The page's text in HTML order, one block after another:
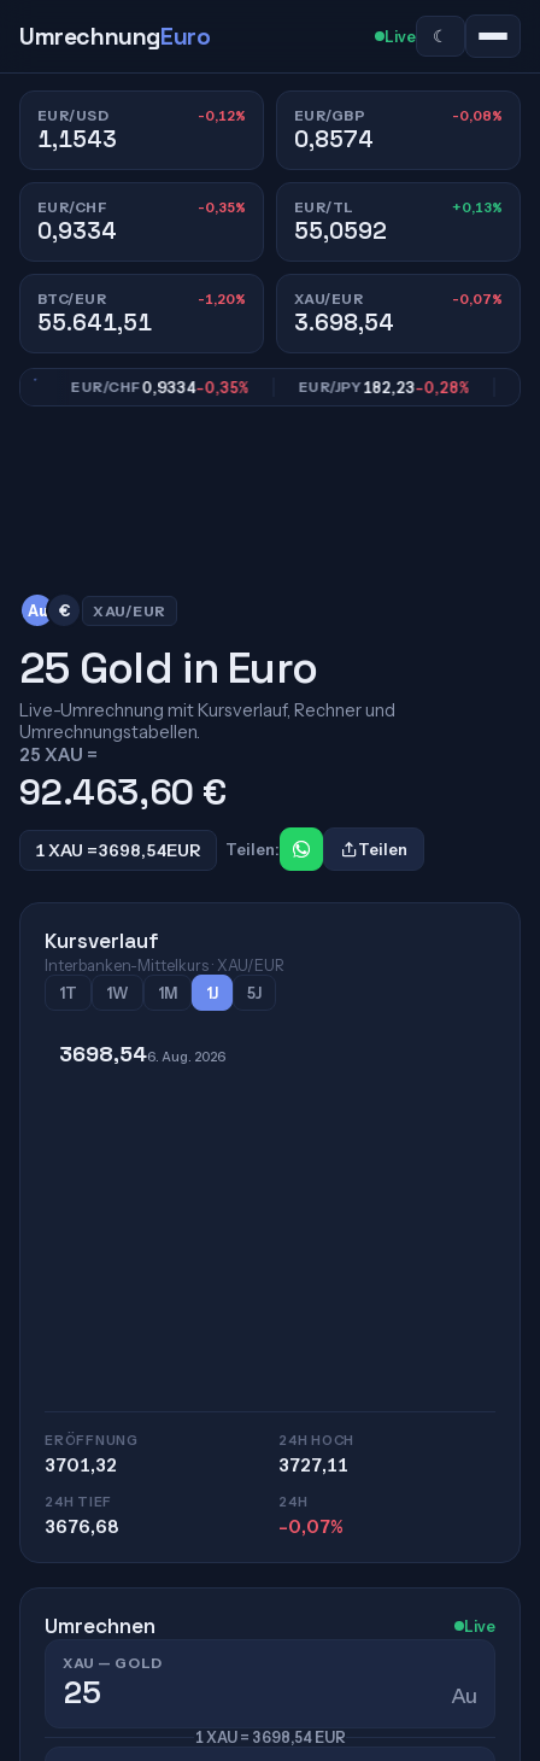
UmrechnungEuro Live ☾
EUR/USD -0,12%
1,1543
EUR/GBP -0,08%
0,8574
EUR/CHF -0,35%
0,9334
EUR/TL +0,13%
55,0592
BTC/EUR -1,20%
55.641,51
XAU/EUR -0,07%
3.698,54
EUR/CHF0,9334-0,35% EUR/JPY182,23-0,28%
Au € XAU/EUR
25 Gold in Euro
Live-Umrechnung mit Kursverlauf, Rechner und
Umrechnungstabellen.
25 XAU =
92.463,60 €
1 XAU =3698,54EUR Teilen: Teilen
Kursverlauf
Interbanken-Mittelkurs · XAU/EUR
1T
1W 1M 1J 5J
3698,546. Aug. 2026
ERÖFFNUNG
3701,32
24H HOCH
3727,11
24H TIEF
3676,68
24H
-0,07%
Umrechnen Live
XAU — GOLD
Au
1 XAU = 3698,54 EUR